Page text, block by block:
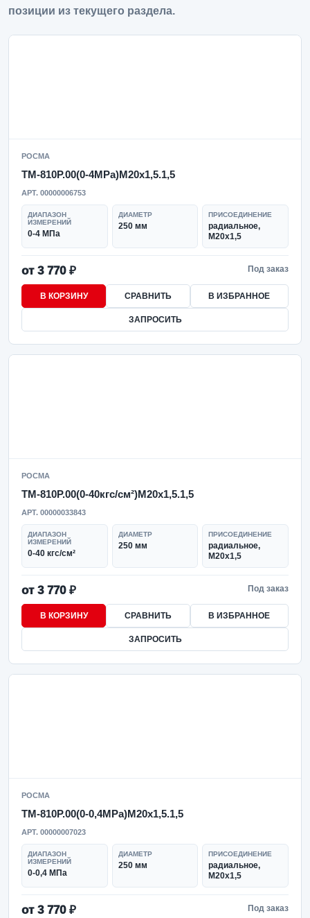
позиции из текущего раздела.
РОСМА
ТМ-810Р.00(0-4MPa)M20x1,5.1,5
АРТ. 00000006753
ДИАПАЗОН
ИЗМЕРЕНИЙ
0-4 МПа
ДИАМЕТР
250 мм
ПРИСОЕДИНЕНИЕ
радиальное,
M20x1,5
от 3 770 ₽ Под заказ
В КОРЗИНУ СРАВНИТЬ В ИЗБРАННОЕ
ЗАПРОСИТЬ
РОСМА
ТМ-810Р.00(0-40кгс/см²)M20x1,5.1,5
АРТ. 00000033843
ДИАПАЗОН
ИЗМЕРЕНИЙ
0-40 кгс/см²
ДИАМЕТР
250 мм
ПРИСОЕДИНЕНИЕ
радиальное,
M20x1,5
от 3 770 ₽ Под заказ
В КОРЗИНУ СРАВНИТЬ В ИЗБРАННОЕ
ЗАПРОСИТЬ
РОСМА
ТМ-810Р.00(0-0,4MPa)M20x1,5.1,5
АРТ. 00000007023
ДИАПАЗОН
ИЗМЕРЕНИЙ
0-0,4 МПа
ДИАМЕТР
250 мм
ПРИСОЕДИНЕНИЕ
радиальное,
M20x1,5
от 3 770 ₽ Под заказ